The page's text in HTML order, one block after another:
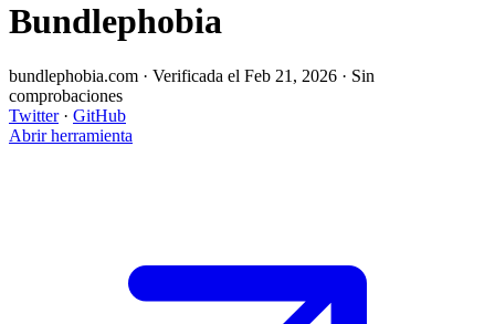
Bundlephobia
bundlephobia.com · Verificada el Feb 21, 2026 · Sin
comprobaciones
Twitter · GitHub
Abrir herramienta